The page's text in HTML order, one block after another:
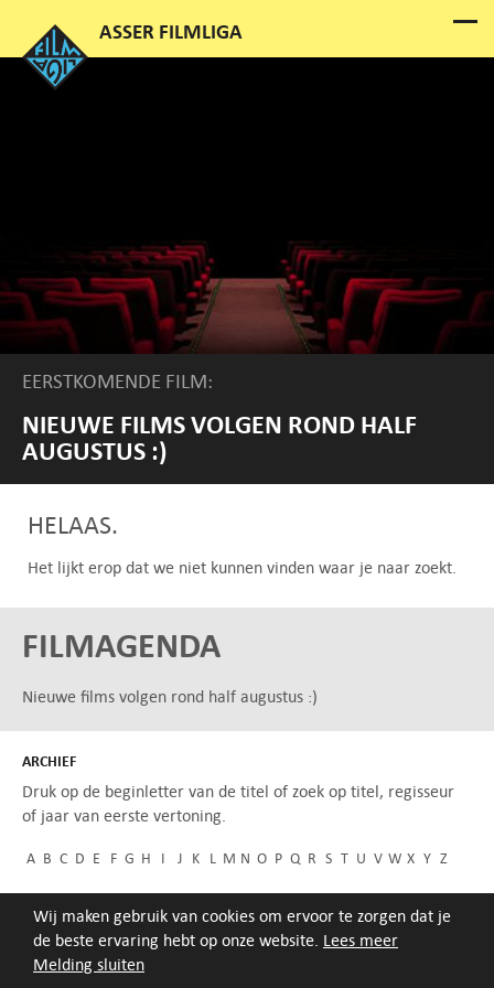
Melding sluiten
Wij maken gebruik van cookies om ervoor te zorgen dat je
de beste ervaring hebt op onze website. Lees meer
EERSTKOMENDE FILM:
NIEUWE FILMS VOLGEN ROND HALF
AUGUSTUS :)
HELAAS.
Het lijkt erop dat we niet kunnen vinden waar je naar zoekt.
FILMAGENDA
Nieuwe films volgen rond half augustus :)
ARCHIEF
Druk op de beginletter van de titel of zoek op titel, regisseur
of jaar van eerste vertoning.
A B C D E F G H I J K L M N O P Q R S T U V W X Y Z